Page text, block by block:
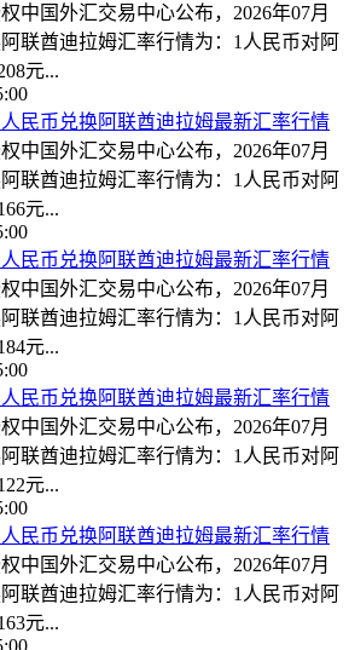
中国外汇交易中心公布，2026年07月
联酋迪拉姆汇率行情为：1人民币对阿
元...
人民币兑换阿联酋迪拉姆最新汇率行情
中国外汇交易中心公布，2026年07月
联酋迪拉姆汇率行情为：1人民币对阿
元...
人民币兑换阿联酋迪拉姆最新汇率行情
中国外汇交易中心公布，2026年07月
联酋迪拉姆汇率行情为：1人民币对阿
元...
人民币兑换阿联酋迪拉姆最新汇率行情
中国外汇交易中心公布，2026年07月
联酋迪拉姆汇率行情为：1人民币对阿
元...
人民币兑换阿联酋迪拉姆最新汇率行情
中国外汇交易中心公布，2026年07月
联酋迪拉姆汇率行情为：1人民币对阿
元...